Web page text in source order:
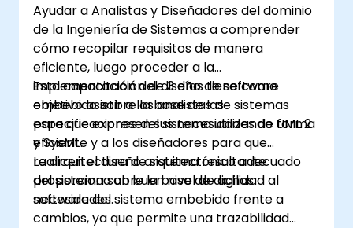
Ayudar a Analistas y Diseñadores del dominio
de la Ingeniería de Sistemas a comprender
cómo recopilar requisitos de manera
eficiente, luego proceder a la
implementación del diseño de software
embebido sobre la base de las
especificaciones del sistema utilizando UML 2
y SysML.
Esta capacitación de 3 días tiene como
objetivo asistir a los analistas de sistemas
para que expresen sus necesidades de forma
eficiente y a los diseñadores para que
realicen el diseño arquitectónico adecuado
del sistema sobre la base de dichas
necesidades.
La arquitectura de sistema resultante
proporciona un buen nivel de agilidad al
software del sistema embebido frente a
cambios, ya que permite una trazabilidad